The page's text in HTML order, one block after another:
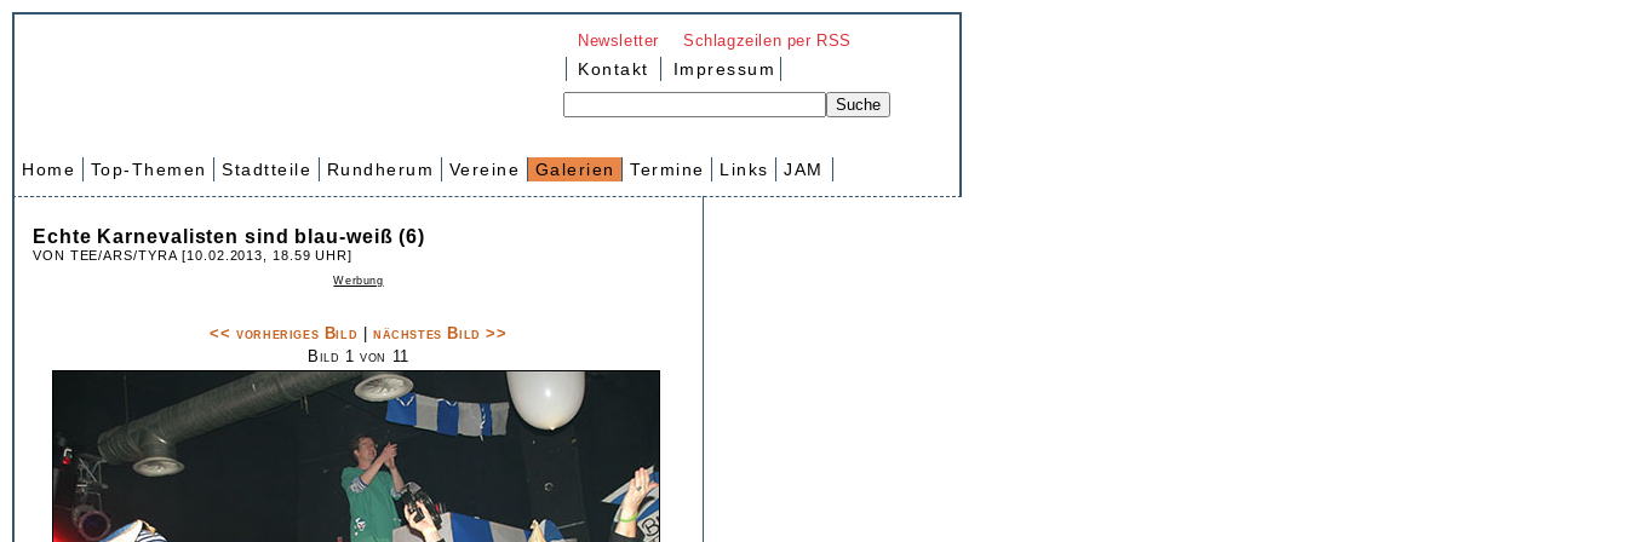
Newsletter Schlagzeilen per RSS
Kontakt Impressum
Home Top-Themen Stadtteile Rundherum Vereine Galerien Termine Links JAM
Echte Karnevalisten sind blau-weiß (6)
VON TEE/ARS/TYRA [10.02.2013, 18.59 UHR]
Werbung
<< vorheriges Bild
nächstes Bild >>
Bild 1 von 11